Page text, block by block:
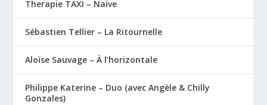
Therapie TAXI – Naïve
Sébastien Tellier – La Ritournelle
Aloïse Sauvage – À l’horizontale
Philippe Katerine – Duo (avec Angèle & Chilly
Gonzales)